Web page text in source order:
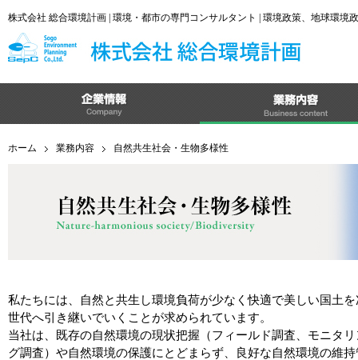
株式会社 総合環境計画 | 環境・都市の専門コンサルタント | 環境政策、地球環境
ホーム 業務内容 自然共生社会・生物多様性
私たちには、自然と共生し環境負荷が少なく快適で美しい国土を
世代へ引き継いでいくことが求められています。
当社は、既存の自然環境の現状把握（フィールド調査、モニタリ
グ調査）や自然環境の保護にとどまらず、良好な自然環境の維持